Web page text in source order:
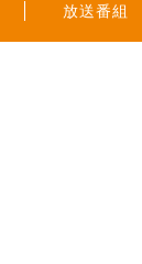
放送番組